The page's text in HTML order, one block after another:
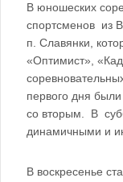
В юношеских
спортсменов из
п. Славянки,
«Оптимист»,
первого дня
со вторым. В
динамичными и
В воскресенье